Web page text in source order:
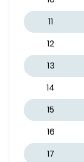
11
12
13
14
15
16
17